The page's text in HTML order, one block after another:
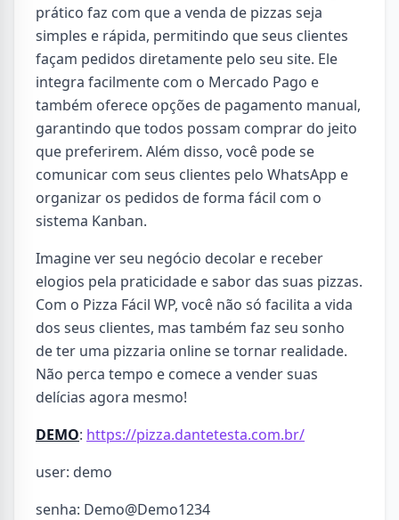
prático faz com que a venda de pizzas seja
simples e rápida, permitindo que seus clientes
façam pedidos diretamente pelo seu site. Ele
integra facilmente com o Mercado Pago e
também oferece opções de pagamento manual,
garantindo que todos possam comprar do jeito
que preferirem. Além disso, você pode se
comunicar com seus clientes pelo WhatsApp e
organizar os pedidos de forma fácil com o
sistema Kanban.
Imagine ver seu negócio decolar e receber
elogios pela praticidade e sabor das suas pizzas.
Com o Pizza Fácil WP, você não só facilita a vida
dos seus clientes, mas também faz seu sonho
de ter uma pizzaria online se tornar realidade.
Não perca tempo e comece a vender suas
delícias agora mesmo!
DEMO: https://pizza.dantetesta.com.br/
user: demo
senha: Demo@Demo1234